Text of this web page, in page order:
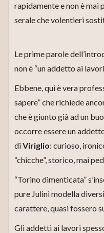
rapidamente e non è mai
serale che volentieri
Le prime parole
non è “un addetto ai
Ebbene, qui è vera
sapere” che richiede
che è giunto già ad un
occorre essere un
diViriglio: curioso,
“chicche”, storico, mai
“Torino dimenticata”
pure Julini modella
carattere, quasi fossero
Gli addetti ai lavori